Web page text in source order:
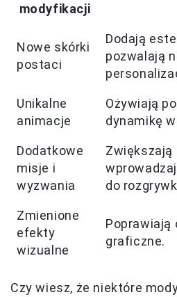
modyfikacji
Nowe skórki
postaci
Dodają
pozwalają
Unikalne
animacje
Ożywiają
dynamikę
Dodatkowe
misje i
wyzwania
Zwiększają
do
Zmienione
efekty
wizualne
Poprawiają
graficzne.
Czy wiesz, że niektóre